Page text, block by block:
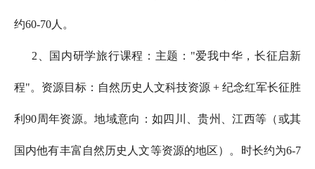
约60-70人。
2、国内研学旅行课程：主题："爱我中华，长征启新
程"。资源目标：自然历史人文科技资源 + 纪念红军长征胜
利90周年资源。地域意向：如四川、贵州、江西等（或其
国内他有丰富自然历史人文等资源的地区）。时长约为6-7